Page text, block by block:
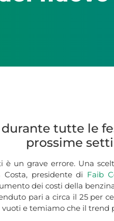
durante tutte le
prossime
è un grave errore. Una
presidente di Faib
dei costi della
pari a circa il 25 per
e temiamo che il trend